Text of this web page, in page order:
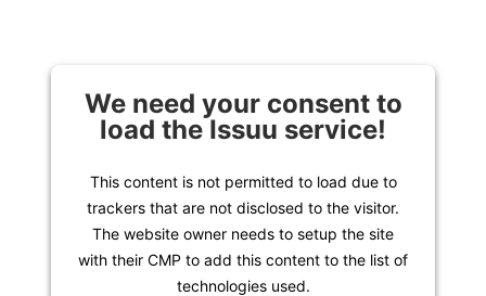
We need your consent to
load the Issuu service!
This content is not permitted to load due to
trackers that are not disclosed to the visitor.
The website owner needs to setup the site
with their CMP to add this content to the list of
technologies used.